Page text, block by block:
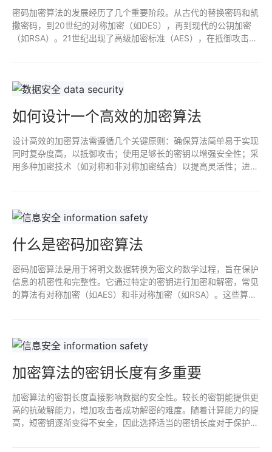
密码加密算法的发展经历了几个重要阶段。从古代的替换密码和凯
撒密码，到20世纪的对称加密（如DES），再到现代的公钥加密
（如RSA）。21世纪出现了高级加密标准（AES），在抵御攻击方
如何设计一个高效的加密算法
设计高效的加密算法需遵循几个关键原则：确保算法简单易于实现
同时复杂度高，以抵御攻击；使用足够长的密钥以增强安全性；采
用多种加密技术（如对称和非对称加密结合）以提高灵活性；进行
什么是密码加密算法
密码加密算法是用于将明文数据转换为密文的数学过程，旨在保护
信息的机密性和完整性。它通过特定的密钥进行加密和解密，常见
的算法有对称加密（如AES）和非对称加密（如RSA）。这些算法
加密算法的密钥长度有多重要
加密算法的密钥长度直接影响数据的安全性。较长的密钥能提供更
高的抗破解能力，增加攻击者成功解密的难度。随着计算能力的提
高，短密钥逐渐变得不安全，因此选择适当的密钥长度对于保护敏